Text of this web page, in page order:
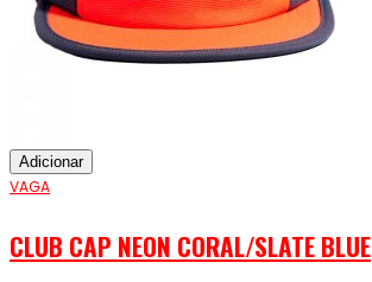
Adicionar
VAGA
CLUB CAP NEON CORAL/SLATE BLUE